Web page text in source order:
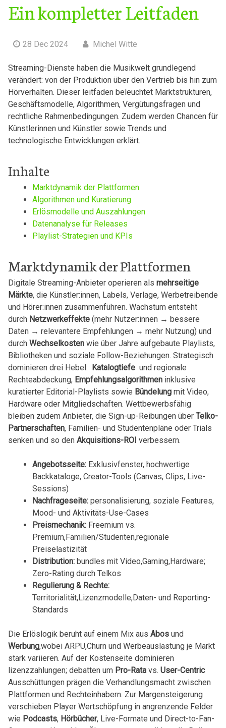
Ein kompletter Leitfaden
28 Dec 2024 Michel Witte
Streaming-Dienste ⁣haben die Musikwelt‌ grundlegend
verändert:‌ von​ der Produktion über den Vertrieb⁤ bis hin zum
Hörverhalten. Dieser leitfaden beleuchtet ⁤Marktstrukturen,
⁤Geschäftsmodelle, Algorithmen, Vergütungsfragen und
⁤rechtliche ​Rahmenbedingungen.⁢ Zudem werden Chancen ‌für
Künstlerinnen und Künstler ⁢sowie Trends‍ und ​
technologische‍ Entwicklungen erklärt.
Inhalte
Marktdynamik ‍der​ Plattformen
Algorithmen und Kuratierung
Erlösmodelle und Auszahlungen
Datenanalyse für Releases
Playlist-Strategien und⁢ KPIs
Marktdynamik der Plattformen
Digitale Streaming-Anbieter operieren als mehrseitige
Märkte, die‌ Künstler:innen,‍ Labels, ⁢Verlage,⁢ Werbetreibende
und Hörer:innen‌ zusammenführen. Wachstum ⁣entsteht
durch⁤ Netzwerkeffekte⁢(mehr Nutzer:innen →​ bessere
Daten ⁢→⁤ relevantere Empfehlungen⁢ →‌ mehr Nutzung) ‍und
durch Wechselkosten‍wie ⁤über Jahre aufgebaute Playlists,
‍Bibliotheken ‍und soziale⁤ Follow-Beziehungen. Strategisch
dominieren ⁢drei⁢ Hebel: ‌ Katalogtiefe​ und regionale
‍Rechteabdeckung, Empfehlungsalgorithmeninklusive⁢
kuratierter ⁢Editorial-Playlists⁢ sowie Bündelungmit Video,
‌Hardware oder​ Mitgliedschaften.⁤ Wettbewerbsfähig
bleiben zudem Anbieter, die‌ Sign-up-Reibungen über Telko-
Partnerschaften, ​Familien- und ‍Studentenpläne⁤ oder Trials
senken und ⁢so den Akquisitions-ROI verbessern.
Angebotsseite:Exklusivfenster, hochwertige⁢
Backkataloge, Creator-Tools (Canvas, ​Clips, Live-
Sessions)
Nachfrageseite:personalisierung, ‍soziale Features,
⁣Mood- und Aktivitäts-Use-Cases
Preismechanik:Freemium vs.‍
Premium,Familien/Studenten,regionale
Preiselastizität
Distribution:bundles mit Video,Gaming,Hardware;
Zero-Rating durch⁤ Telkos
Regulierung & Rechte:
Territorialität,Lizenzmodelle,Daten- und ‍Reporting-
Standards
Die Erlöslogik beruht auf ‌einem Mix aus⁢ Abos‍und
Werbung,wobei ARPU,Churn und Werbeauslastung je Markt
⁣stark variieren. Auf der‌ Kostenseite dominieren
lizenzzahlungen;‍ debatten um Pro-Rata‌vs. User-Centric
Ausschüttungen prägen die Verhandlungsmacht zwischen
Plattformen und‌ Rechteinhabern.‌ Zur Margensteigerung
verschieben ⁣Player Wertschöpfung in angrenzende Felder‌
wie Podcasts, Hörbücher, ​Live-Formate und Direct-to-Fan-